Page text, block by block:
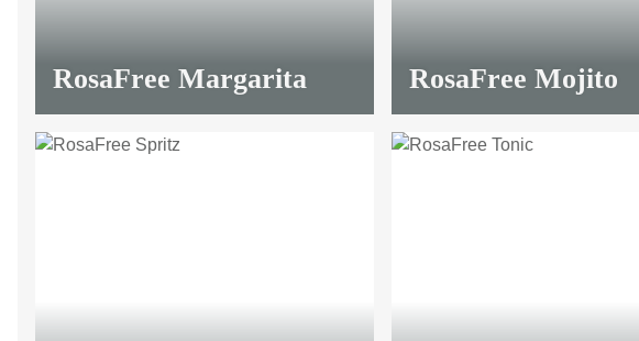
RosaFree Margarita RosaFree Mojito